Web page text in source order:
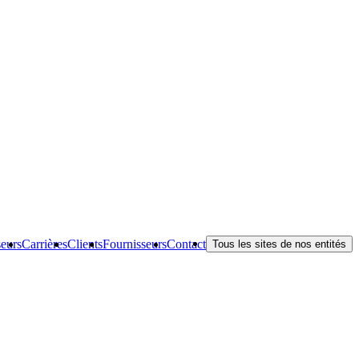
CarrièresClientsFournisseursContact Tous les sites de nos entités